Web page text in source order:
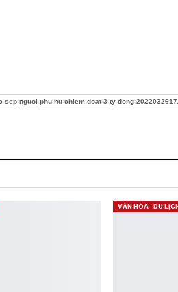
nguoi-phu-nu-chiem-doat-3-ty-dong-
VĂN HÓA - DU